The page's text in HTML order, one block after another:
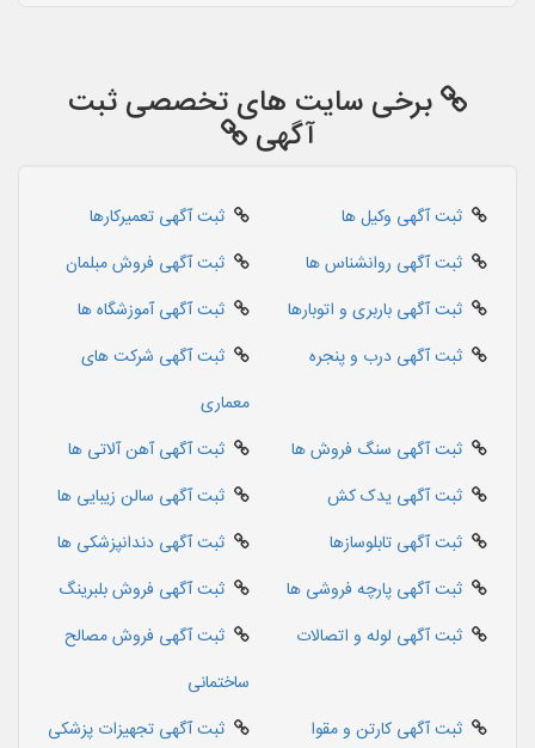
برخی سایت های تخصصی ثبت
آگهی
ثبت آگهی وکیل ها
ثبت آگهی تعمیرکارها
ثبت آگهی روانشناس ها
ثبت آگهی فروش مبلمان
ثبت آگهی باربری و اتوبارها
ثبت آگهی آموزشگاه ها
ثبت آگهی درب و پنجره
ثبت آگهی شرکت های
معماری
ثبت آگهی سنگ فروش ها
ثبت آگهی آهن آلاتی ها
ثبت آگهی یدک کش
ثبت آگهی سالن زیبایی ها
ثبت آگهی تابلوسازها
ثبت آگهی دندانپزشکی ها
ثبت آگهی پارچه فروشی ها
ثبت آگهی فروش بلبرینگ
ثبت آگهی لوله و اتصالات
ثبت آگهی فروش مصالح
ساختمانی
ثبت آگهی کارتن و مقوا
ثبت آگهی تجهیزات پزشکی